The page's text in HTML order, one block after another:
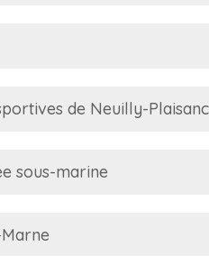
de Neuilly-
sous-marine